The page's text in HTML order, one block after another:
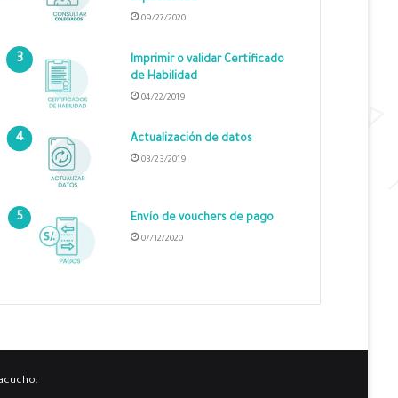
09/27/2020
Imprimir o validar Certificado
de Habilidad
04/22/2019
Actualización de datos
03/23/2019
Envío de vouchers de pago
07/12/2020